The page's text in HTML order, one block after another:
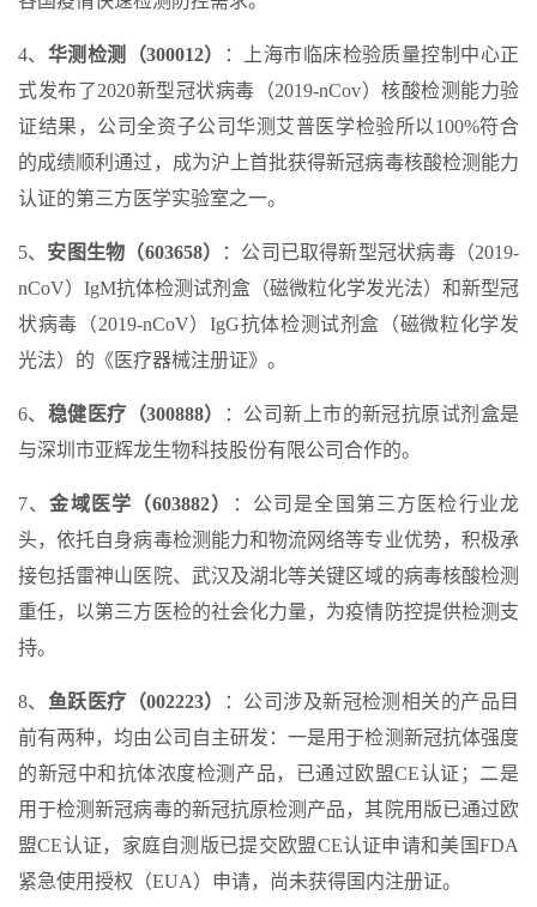
4、 华测检测（300012）
：上海市临床检验质量控制中心正
式发布了2020新型冠状病毒（2019-nCov）核酸检测能力验
证结果，公司全资子公司华测艾普医学检验所以100%符合
的成绩顺利通过，成为沪上首批获得新冠病毒核酸检测能力
认证的第三方医学实验室之一。
5、 安图生物（603658）
：公司已取得新型冠状病毒（2019-
nCoV）IgM抗体检测试剂盒（磁微粒化学发光法）和新型冠
状病毒（2019-nCoV）IgG抗体检测试剂盒（磁微粒化学发
光法）的《医疗器械注册证》。
6、 稳健医疗（300888）
：公司新上市的新冠抗原试剂盒是
与深圳市亚辉龙生物科技股份有限公司合作的。
7、金域医学（603882）
：公司是全国第三方医检行业龙
头，依托自身病毒检测能力和物流网络等专业优势，积极承
接包括雷神山医院、武汉及湖北等关键区域的病毒核酸检测
重任，以第三方医检的社会化力量，为疫情防控提供检测支
持。
8、 鱼跃医疗（002223）
：公司涉及新冠检测相关的产品目
前有两种，均由公司自主研发：一是用于检测新冠抗体强度
的新冠中和抗体浓度检测产品，已通过欧盟CE认证；二是
用于检测新冠病毒的新冠抗原检测产品，其院用版已通过欧
盟CE认证，家庭自测版已提交欧盟CE认证申请和美国FDA
紧急使用授权（EUA）申请，尚未获得国内注册证。